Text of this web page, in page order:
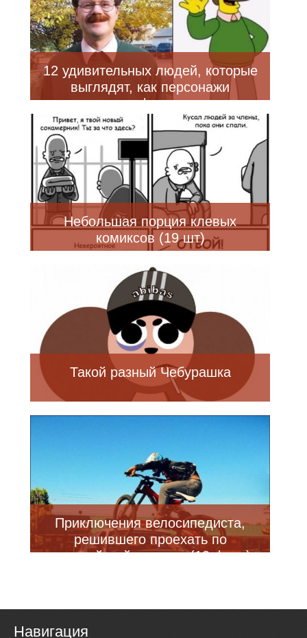
12 удивительных людей, которые
выглядят, как персонажи
мультфильмов
Небольшая порция клевых
комиксов (19 шт)
Такой разный Чебурашка
Приключения велосипедиста,
решившего проехать по
полицейской машине (13 фото)
Навигация